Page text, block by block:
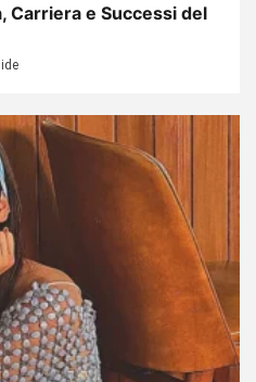
Carriera e Successi del